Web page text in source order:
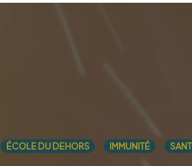
ÉCOLE DU DEHORS IMMUNITÉ